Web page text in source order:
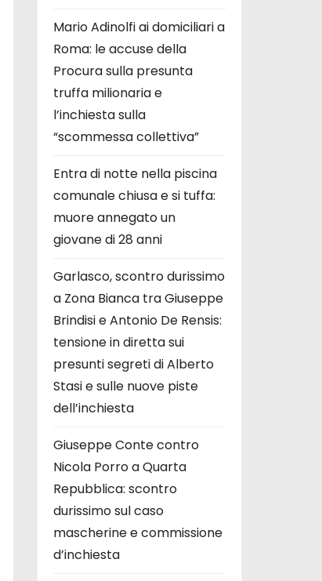
Mario Adinolfi ai domiciliari a
Roma: le accuse della
Procura sulla presunta
truffa milionaria e
l’inchiesta sulla
“scommessa collettiva”
Entra di notte nella piscina
comunale chiusa e si tuffa:
muore annegato un
giovane di 28 anni
Garlasco, scontro durissimo
a Zona Bianca tra Giuseppe
Brindisi e Antonio De Rensis:
tensione in diretta sui
presunti segreti di Alberto
Stasi e sulle nuove piste
dell’inchiesta
Giuseppe Conte contro
Nicola Porro a Quarta
Repubblica: scontro
durissimo sul caso
mascherine e commissione
d’inchiesta